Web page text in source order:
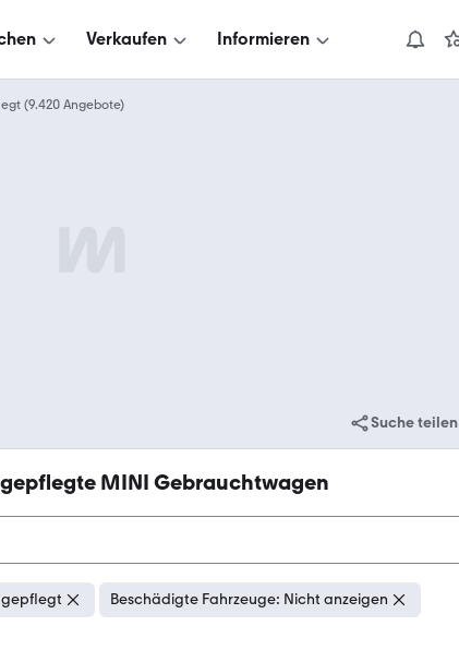
Verkaufen Informieren
(9.420 Angebote)
Suche teilen
MINI Gebrauchtwagen
Beschädigte Fahrzeuge: Nicht anzeigen